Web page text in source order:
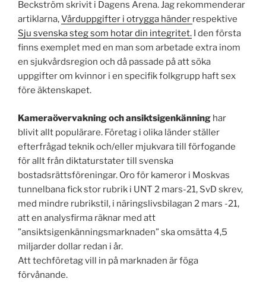
Beckström skrivit i Dagens Arena. Jag rekommenderar
artiklarna,Vårduppgifter i otrygga händer respektive
Sju svenska steg som hotar din integritet. I den första
finns exemplet med en man som arbetade extra inom
en sjukvårdsregion och då passade på att söka
uppgifter om kvinnor i en specifik folkgrupp haft sex
före äktenskapet.
Kameraövervakning och ansiktsigenkänning har
blivit allt populärare. Företag i olika länder ställer
efterfrågad teknik och/eller mjukvara till förfogande
för allt från diktaturstater till svenska
bostadsrättsföreningar. Oro för kameror i Moskvas
tunnelbana fick stor rubrik i UNT 2 mars-21, SvD skrev,
med mindre rubrikstil, i näringslivsbilagan 2 mars -21,
att en analysfirma räknar med att
”ansiktsigenkänningsmarknaden” ska omsätta 4,5
miljarder dollar redan i år.
Att techföretag vill in på marknaden är föga
förvånande.